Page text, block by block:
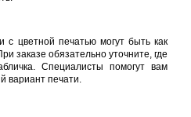
с цветной печатью могут быть как
заказе обязательно уточните, где
Специалисты помогут вам
вариант печати.